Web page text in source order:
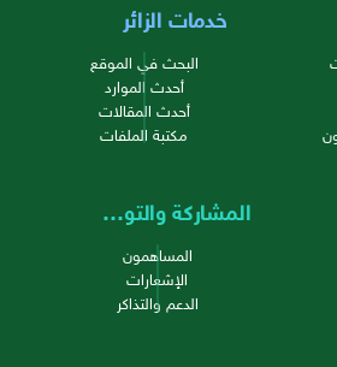
خدمات الزائر
البحث في الموقع
أحدث الموارد
أحدث المقالات
مكتبة الملفات
المشاركة والتواصل
المساهمون
الإشعارات
الدعم والتذاكر